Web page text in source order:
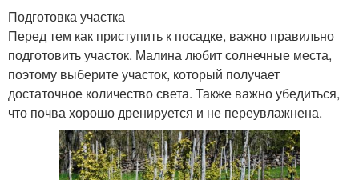
Подготовка участка
Перед тем как приступить к посадке, важно правильно
подготовить участок. Малина любит солнечные места,
поэтому выберите участок, который получает
достаточное количество света. Также важно убедиться,
что почва хорошо дренируется и не переувлажнена.